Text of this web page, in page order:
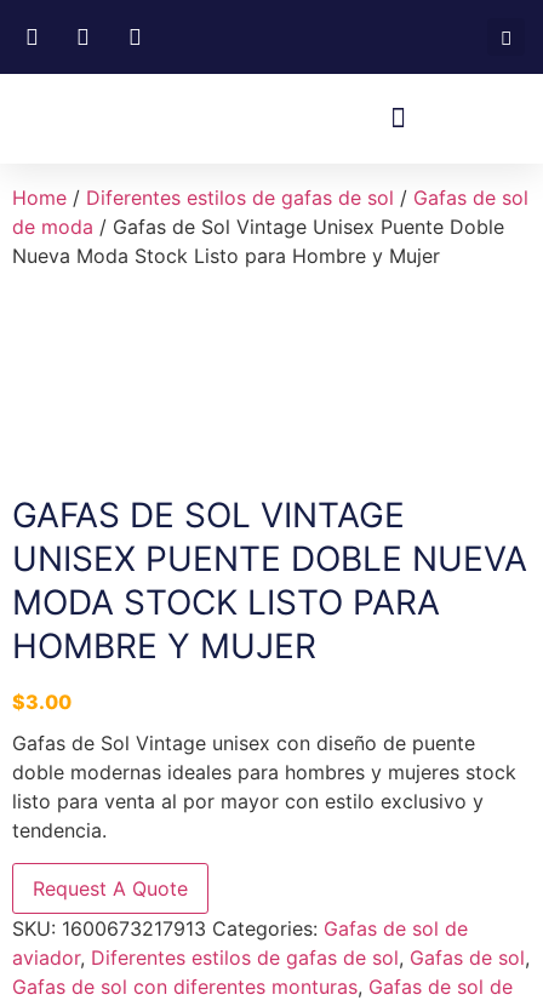
Home / Diferentes estilos de gafas de sol / Gafas de sol
de moda / Gafas de Sol Vintage Unisex Puente Doble
Nueva Moda Stock Listo para Hombre y Mujer
GAFAS DE SOL VINTAGE
UNISEX PUENTE DOBLE NUEVA
MODA STOCK LISTO PARA
HOMBRE Y MUJER
$3.00
Gafas de Sol Vintage unisex con diseño de puente
doble modernas ideales para hombres y mujeres stock
listo para venta al por mayor con estilo exclusivo y
tendencia.
Request A Quote
SKU: 1600673217913 Categories: Gafas de sol de
aviador, Diferentes estilos de gafas de sol, Gafas de sol,
Gafas de sol con diferentes monturas, Gafas de sol de